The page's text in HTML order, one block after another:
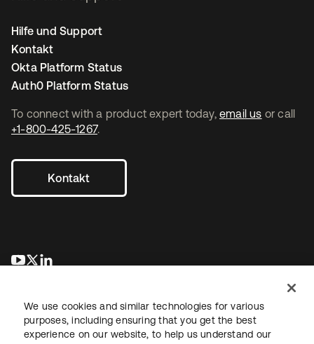
To connect with a product expert today, email us or call
+1-800-425-1267.
Kontakt
wird in einer neuen Registerkarte geöffnet
wird in einer neuen Registerkarte geöffnet
Hilfe und Support
Kontakt
Okta Platform Status
Auth0 Platform Status
We use cookies and similar technologies for various
purposes, including ensuring that you get the best
experience on our website, to help us understand our